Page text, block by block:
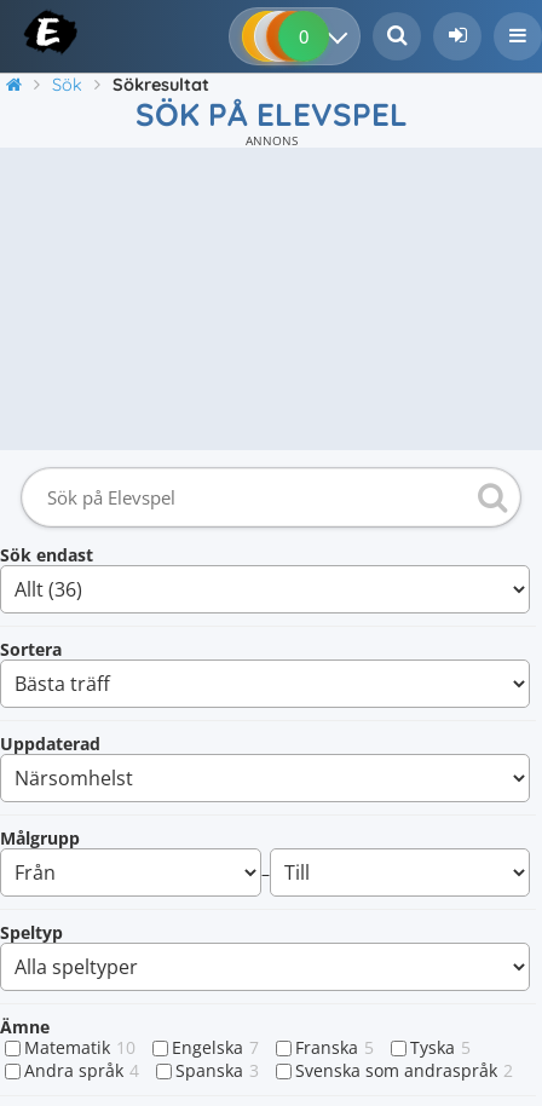
0 0 0
Sök Sökresultat
SÖK PÅ ELEVSPEL
ANNONS
Sök endast
Sortera
Uppdaterad
Målgrupp
–
Speltyp
Ämne
Matematik 10 Engelska 7 Franska 5 Tyska 5
Andra språk 4 Spanska 3 Svenska som andraspråk 2